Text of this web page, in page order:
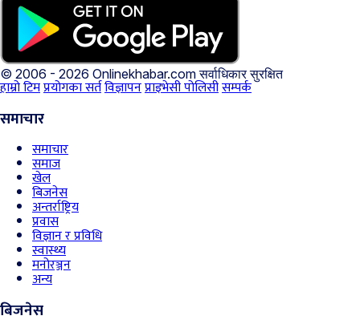
© 2006 - 2026 Onlinekhabar.comसर्वाधिकार सुरक्षित
हाम्रो टिमप्रयोगका सर्तविज्ञापनप्राइभेसी पोलिसीसम्पर्क
समाचार
समाचार
समाज
खेल
बिजनेस
अन्तर्राष्ट्रिय
प्रवास
विज्ञान र प्रविधि
स्वास्थ्य
मनोरञ्जन
अन्य
बिजनेस